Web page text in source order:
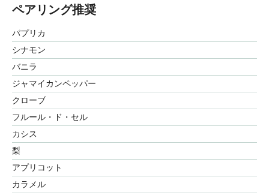
ペアリング推奨
パプリカ
シナモン
バニラ
ジャマイカンペッパー
クローブ
フルール・ド・セル
カシス
梨
アプリコット
カラメル